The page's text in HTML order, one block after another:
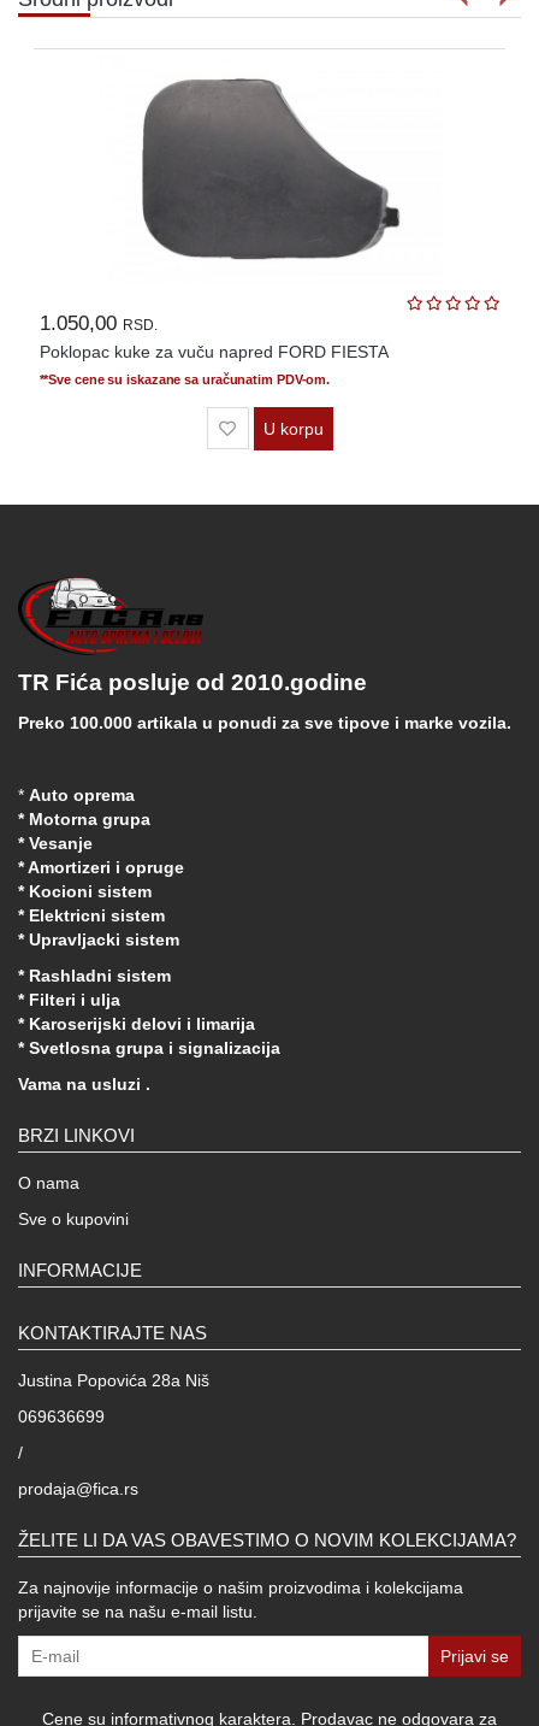
1.050,00 RSD.
Poklopac kuke za vuču napred FORD FIESTA
**Sve cene su iskazane sa uračunatim PDV-om.
U korpu
TR Fića posluje od 2010.godine
Preko 100.000 artikala u ponudi za sve tipove i marke vozila.
* Auto oprema
* Motorna grupa
* Vesanje
* Amortizeri i opruge
* Kocioni sistem
* Elektricni sistem
* Upravljacki sistem
* Rashladni sistem
* Filteri i ulja
* Karoserijski delovi i limarija
* Svetlosna grupa i signalizacija
Vama na usluzi .
BRZI LINKOVI
O nama
Sve o kupovini
INFORMACIJE
KONTAKTIRAJTE NAS
Justina Popovića 28a Niš
069636699
/
prodaja@fica.rs
ŽELITE LI DA VAS OBAVESTIMO O NOVIM KOLEKCIJAMA?
Za najnovije informacije o našim proizvodima i kolekcijama
prijavite se na našu e-mail listu.
Prijavi se
Cene su informativnog karaktera. Prodavac ne odgovara za